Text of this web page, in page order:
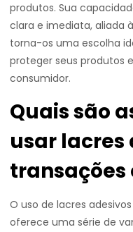
produtos. Sua
clara e imediata, aliada
torna-os uma escolha
proteger seus produtos
consumidor.
Quais são
usar lacres
transações
O uso de lacres
oferece uma série de